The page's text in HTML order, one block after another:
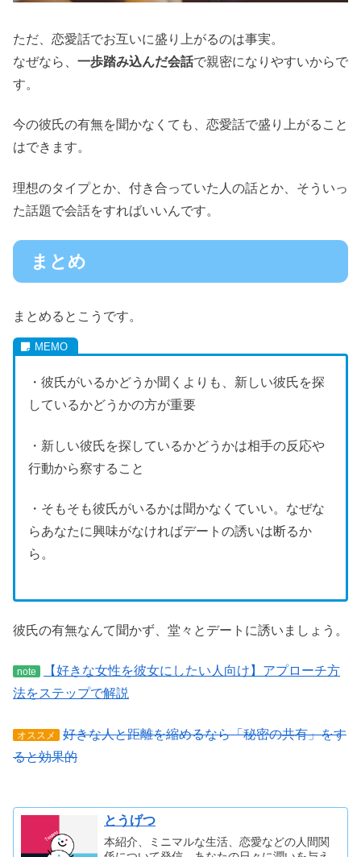
ただ、恋愛話でお互いに盛り上がるのは事実。
なぜなら、 一歩踏み込んだ会話で親密になりやすいからで
す。
今の彼氏の有無を聞かなくても、恋愛話で盛り上がること
はできます。
理想のタイプとか、付き合っていた人の話とか、そういっ
た話題で会話をすればいいんです。
まとめ
まとめるとこうです。
・彼氏がいるかどうか聞くよりも、新しい彼氏を探
しているかどうかの方が重要
・新しい彼氏を探しているかどうかは相手の反応や
行動から察すること
・そもそも彼氏がいるかは聞かなくていい。なぜな
らあなたに興味がなければデートの誘いは断るか
ら。
彼氏の有無なんて聞かず、堂々とデートに誘いましょう。
note
【好きな女性を彼女にしたい人向け】アプローチ方
法をステップで解説
オススメ
好きな人と距離を縮めるなら「秘密の共有」をす
ると効果的
とうげつ
本紹介、ミニマルな生活、恋愛などの人間関